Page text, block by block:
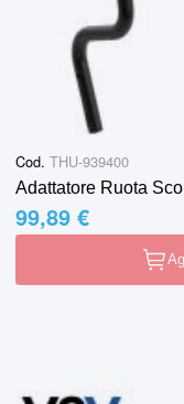
Cod. THU-939400
Adattatore Ruota
99,89 €